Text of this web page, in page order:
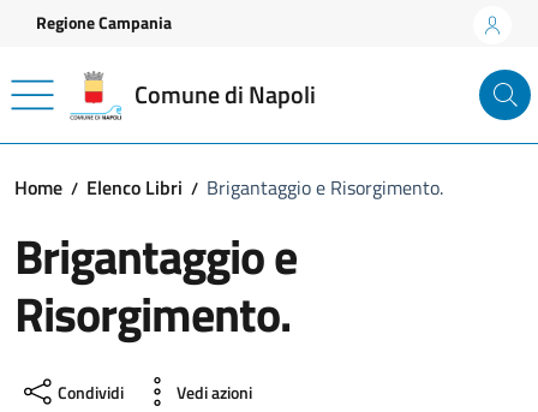
Vai ai contenuti
Vai al footer
Regione Campania
Comune di Napoli
Home Elenco Libri Brigantaggio e Risorgimento.
Brigantaggio e
Risorgimento.
Condividi Vedi azioni